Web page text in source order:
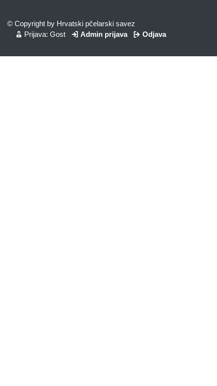
© Copyright by Hrvatski pčelarski savez
Prijava: Gost
Admin prijava Odjava